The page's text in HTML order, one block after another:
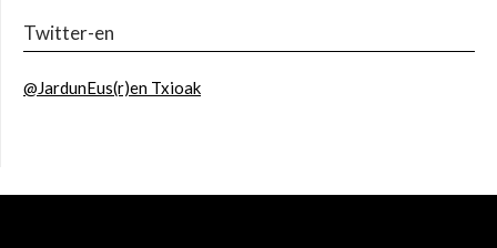
Twitter-en
@JardunEus(r)en Txioak